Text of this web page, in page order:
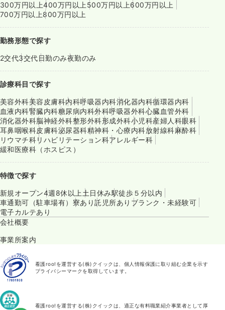
300万円以上400万円以上 500万円以上600万円以上
700万円以上800万円以上
勤務形態で探す
2交代3交代日勤のみ夜勤のみ
診療科目で探す
美容外科美容皮膚科内科呼吸器内科消化器内科循環器内科
血液内科腎臓内科糖尿病内科外科呼吸器外科心臓血管外科
消化器外科脳神経外科整形外科形成外科小児科産婦人科眼科
耳鼻咽喉科皮膚科泌尿器科精神科・心療内科放射線科麻酔科
リウマチ科リハビリテーション科アレルギー科
緩和医療科（ホスピス）
特徴で探す
新規オープン4週8休以上 土日休み駅徒歩５分以内
車通勤可（駐車場有） 寮あり託児所あり ブランク・未経験可
電子カルテあり
会社概要
事業所案内
看護roo!を運営する(株)クイックは、個人情報保護に取り組む企業を示す
プライバシーマークを取得しています。
看護roo!を運営する(株)クイックは、適正な有料職業紹介事業者として厚